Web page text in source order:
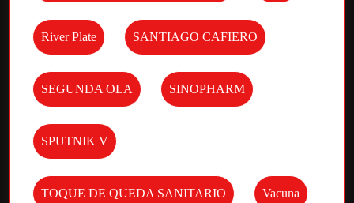
River Plate SANTIAGO CAFIERO
SEGUNDA OLA SINOPHARM
SPUTNIK V
TOQUE DE QUEDA SANITARIO Vacuna